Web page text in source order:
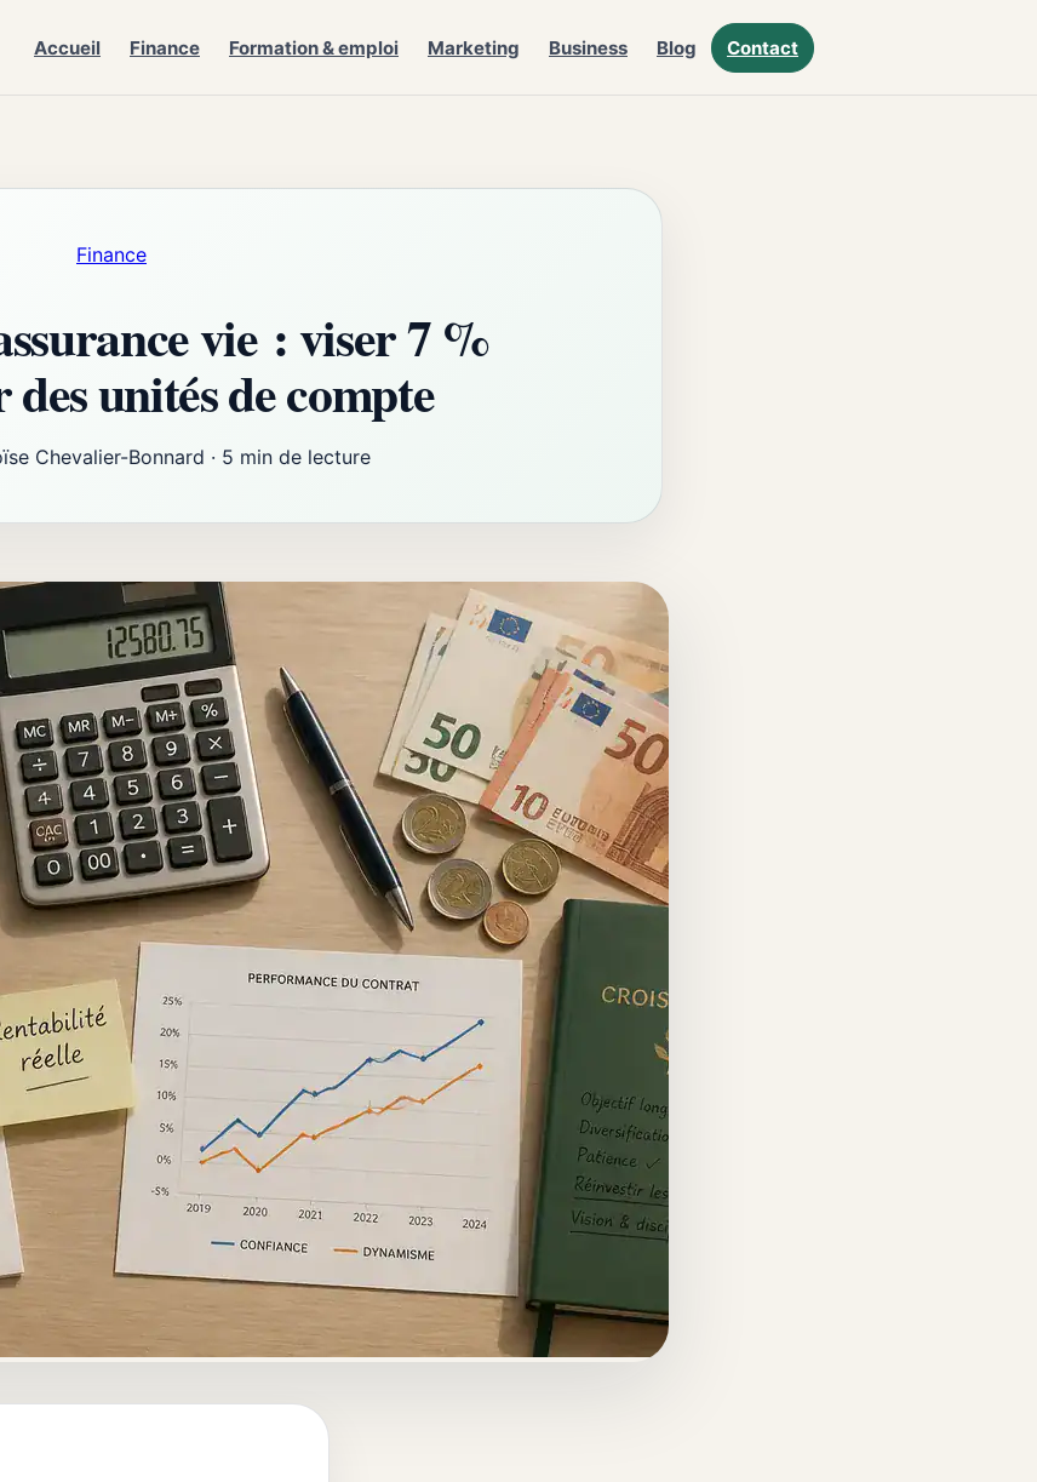
Accueil Finance Formation & emploi Marketing Business Blog Contact
Finance
vie : viser 7 %
unités de compte
Chevalier-Bonnard · 5 min de lecture